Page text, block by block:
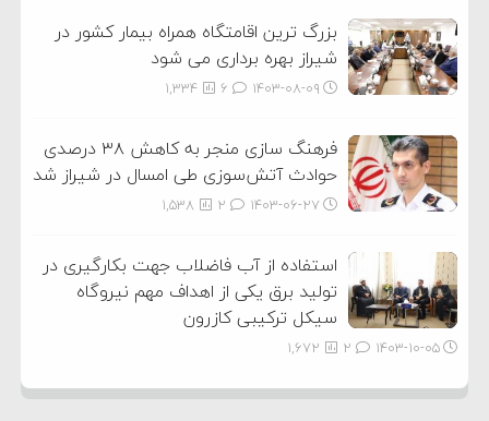
بزرگ ترین اقامتگاه همراه بیمار کشور در
شیراز بهره برداری می شود
۱۴۰۳-۰۸-۰۹ 1,334
فرهنگ سازی منجر به کاهش ۳۸ درصدی
حوادث آتش‌سوزی طی امسال در شیراز شد
۱۴۰۳-۰۶-۲۷ 1,538
استفاده از آب فاضلاب جهت بکارگیری در
تولید برق یکی از اهداف مهم نیروگاه
سیکل ترکیبی کازرون
۱۴۰۳-۱۰-۰۵ 1,672